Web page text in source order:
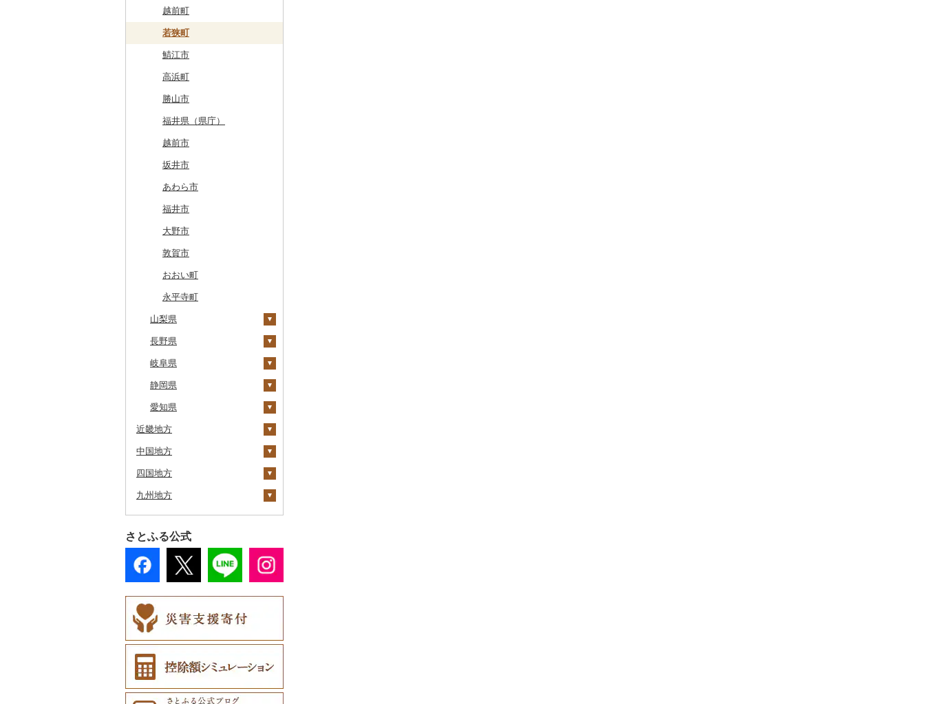
標津町
清里町
北斗市
留萌市
白糠町
釧路町
名寄市
美唄市
厚岸町
南富良野町
上富良野町
和寒町
紋別市
乙部町
根室市
三笠市
東川町
厚真町
奥尻町
網走市
浦河町
広尾町
中札内村
滝川市
比布町
鶴居村
釧路市
苫前町
当別町
上士幌町
平取町
三戸町
東通村
黒石市
おいらせ町
鶴田町
階上町
深浦町
青森市
田子町
新郷村
横浜町
野辺地町
佐井村
六戸町
五所川原市
平川市
蓬田村
中泊町
外ヶ浜町
つがる市
弘前市
鰺ヶ沢町
むつ市
田舎館村
青森県（県庁）
三沢市
西目屋村
普代村
一戸町
陸前高田市
紫波町
滝沢市
住田町
葛巻町
花巻市
岩泉町
田野畑村
盛岡市
遠野市
奥州市
雫石町
岩手県（県庁）
一関市
久慈市
西和賀町
北上市
平泉町
洋野町
大船渡市
山田町
大槌町
利府町
白石市
登米市
山元町
名取市
川崎町
村田町
栗原市
富谷市
岩沼市
七ヶ宿町
大崎市
塩竈市
石巻市
多賀城市
宮城県（県庁）
亘理町
蔵王町
女川町
気仙沼市
美里町
松島町
大和町
大郷町
南三陸町
仙台市
大河原町
涌谷町
仙北市
井川町
潟上市
三種町
藤里町
湯沢市
大館市
由利本荘市
にかほ市
羽後町
秋田県（県庁）
秋田市
男鹿市
美郷町
東成瀬村
五城目町
北秋田市
八峰町
鹿角市
大仙市
八郎潟町
河北町
酒田市
新庄市
長井市
小国町
南陽市
中山町
庄内町
大石田町
川西町
鶴岡市
山形県（県庁）
金山町
東根市
飯豊町
鮭川村
大蔵村
山辺町
戸沢村
舟形町
最上町
真室川町
寒河江市
西川町
高畠町
山形市
三川町
米沢市
鏡石町
須賀川市
小野町
棚倉町
古殿町
昭和村
下郷町
西郷村
二本松市
猪苗代町
川俣町
郡山市
西会津町
玉川村
いわき市
南会津町
田村市
磐梯町
三春町
本宮市
柳津町
鮫川村
福島市
新地町
葛尾村
三島町
桑折町
国見町
喜多方市
南相馬市
北茨城市
境町
かすみがうら市
牛久市
常陸太田市
つくばみらい市
下妻市
茨城町
神栖市
常総市
東海村
美浦村
大洗町
河内町
ひたちなか市
龍ケ崎市
守谷市
常陸大宮市
笠間市
行方市
結城市
城里町
水戸市
鉾田市
桜川市
石岡市
茨城県（県庁）
小美玉市
大子町
鹿嶋市
真岡市
高根沢町
大田原市
栃木市
日光市
小山市
宇都宮市
栃木県（県庁）
那珂川町
茂木町
那須烏山市
矢板市
さくら市
足利市
那須町
鹿沼市
下野市
益子町
芳賀町
野木町
川場村
昭和村
甘楽町
明和町
沼田市
桐生市
吉岡町
太田市
高山村
みどり市
千代田町
みなかみ町
片品村
富岡市
館林市
伊勢崎市
東吾妻町
前橋市
藤岡市
邑楽町
板倉町
嬬恋村
草津町
高崎市
群馬県（県庁）
大泉町
長野原町
毛呂山町
久喜市
ふじみ野市
川島町
上里町
川口市
飯能市
長瀞町
羽生市
小鹿野町
坂戸市
鳩山町
埼玉県（県庁）
神川町
東秩父村
横瀬町
三芳町
幸手市
日高市
蓮田市
川越市
宮代町
吉見町
東松山市
入間市
志木市
北本市
加須市
八潮市
越生町
我孫子市
長柄町
芝山町
八千代市
横芝光町
多古町
白子町
栄町
香取市
習志野市
銚子市
君津市
旭市
南房総市
八街市
東金市
九十九里町
いすみ市
東庄町
館山市
大網白里市
一宮町
佐倉市
木更津市
茂原市
野田市
山武市
印西市
船橋市
千葉市
日野市
昭島市
武蔵村山市
葛飾区
小金井市
墨田区
東久留米市
利島村
瑞穂町
大島町
府中市
国分寺市
東村山市
中央区
あきる野市
中野区
荒川区
北区
多摩市
稲城市
世田谷区
日の出町
板橋区
渋谷区
千代田区
新宿区
江東区
国立市
福生市
小平市
南足柄市
松田町
大井町
中井町
愛川町
山北町
真鶴町
清川村
開成町
藤沢市
神奈川県（県庁）
鎌倉市
大和市
伊勢原市
小田原市
湯河原町
秦野市
綾瀬市
横須賀市
三浦市
大磯町
箱根町
横浜市
茅ヶ崎市
川崎市
厚木市
海老名市
座間市
佐渡市
燕市
南魚沼市
関川村
新発田市
加茂市
小千谷市
田上町
五泉市
三条市
見附市
糸魚川市
胎内市
上越市
阿賀野市
津南町
新潟県（県庁）
柏崎市
村上市
妙高市
聖籠町
刈羽村
湯沢町
新潟市
魚津市
砺波市
入善町
黒部市
立山町
富山県（県庁）
小矢部市
滑川市
富山市
南砺市
穴水町
輪島市
中能登町
石川県（県庁）
野々市市
能登町
能美市
津幡町
宝達志水町
金沢市
内灘町
かほく市
小松市
志賀町
加賀市
越前町
若狭町
鯖江市
高浜町
勝山市
福井県（県庁）
越前市
坂井市
あわら市
福井市
大野市
敦賀市
おおい町
永平寺町
山梨県
富士吉田市
甲斐市
山梨市
富士川町
大月市
富士河口湖町
韮崎市
南アルプス市
市川三郷町
都留市
山梨県（県庁）
道志村
笛吹市
北杜市
鳴沢村
長野県
高森町
御代田町
飯田市
青木村
南箕輪村
長野県（県庁）
上松町
高山村
南木曽町
朝日村
長野市
池田町
川上村
信濃町
岐阜県
養老町
八百津町
池田町
関市
瑞穂市
飛騨市
岐南町
大野町
山県市
羽島市
川辺町
輪之内町
神戸町
静岡県
下田市
静岡市
吉田町
函南町
藤枝市
御殿場市
浜松市
伊東市
島田市
伊豆市
焼津市
富士宮市
愛知県
清須市
田原市
安城市
北名古屋市
東栄町
豊山町
南知多町
江南市
西尾市
幸田町
碧南市
近畿地方
三重県
鈴鹿市
伊賀市
木曽岬町
多気町
松阪市
桑名市
明和町
いなべ市
紀北町
滋賀県
長浜市
高島市
草津市
近江八幡市
竜王町
湖南市
彦根市
栗東市
京都府
宮津市
伊根町
与謝野町
福知山市
城陽市
京丹後市
井手町
大阪府
茨木市
豊能町
枚方市
泉佐野市
藤井寺市
能勢町
兵庫県
上郡町
神河町
太子町
佐用町
多可町
奈良県
曽爾村
宇陀市
山添村
大淀町
和歌山県
有田市
広川町
和歌山市
中国地方
鳥取県
鳥取県（県庁）
米子市
大山町
琴浦町
日野町
北栄町
智頭町
江府町
島根県
雲南市
海士町
津和野町
飯南町
知夫村
吉賀町
出雲市
岡山県
津山市
西粟倉村
久米南町
新見市
浅口市
美作市
広島県
安芸太田町
世羅町
廿日市市
福山市
広島市
山口県
柳井市
山口県（県庁）
田布施町
防府市
四国地方
徳島県
阿波市
牟岐町
那賀町
三好市
藍住町
東みよし町
徳島県（県庁）
香川県
高松市
直島町
さぬき市
三豊市
宇多津町
小豆島町
愛媛県
今治市
鬼北町
八幡浜市
上島町
松前町
高知県
香美市
芸西村
日高村
室戸市
九州地方
福岡県
那珂川市
添田町
大刀洗町
苅田町
春日市
上毛町
佐賀県
嬉野市
佐賀県（県庁）
江北町
多久市
伊万里市
長崎県
松浦市
諫早市
長与町
対馬市
熊本県
湯前町
菊池市
山江村
大分県
九重町
竹田市
別府市
宮崎県
宮崎市
木城町
指宿市
龍郷町
沖縄県
うるま市
さとふる公式